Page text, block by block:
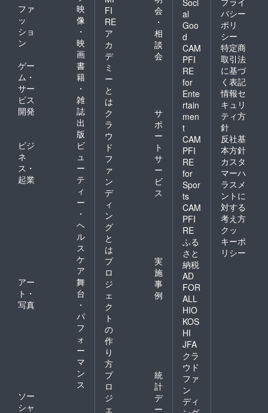
ファ
ッ
ショ
ン
映
像
・
映
画
ゲー
ム・
サー
ビス
開発
書
籍
・
雑
誌
出
版
ビジ
ネ
ス・
起業
ビ
ュ
ー
テ
ィ
ー
・
ヘ
ル
ス
ケ
ア
アー
ト・
写真
舞
台
・
パ
フ
ォ
ー
マ
ン
ス
ソー
シャ
FI
RE
ア
カ
デ
ミ
ー
と
は
会
・
相
談
会
ク
ラ
ウ
ド
フ
ァ
ン
デ
ィ
ン
グ
と
は
サ
ポ
ー
ト
サ
ー
ビ
ス
プ
ロ
ジ
ェ
ク
ト
の
作
り
方
実
施
事
例
プ
ロ
ジ
ェ
統
計
デ
ー
Soci
al
Goo
d
CAM
PFI
RE
for
Ente
rtain
men
t
CAM
PFI
RE
for
Spor
ts
CAM
PFI
RE
ふる
さと
納税
AD
FOR
ALL
HIO
KOS
HI
JFA
クラ
ウド
ファ
ン
ディ
バシー
ポリ
シー
特定商
取引法
に基づ
く表記
情報セ
キュリ
ティ方
針
反社基
本方針
カスタ
マーハ
ラスメ
ントに
対する
考え方
クッ
キーポ
リシー